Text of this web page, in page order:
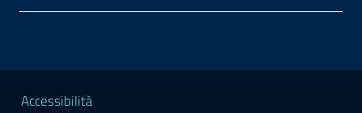
Sezione Legale
Accessibilità